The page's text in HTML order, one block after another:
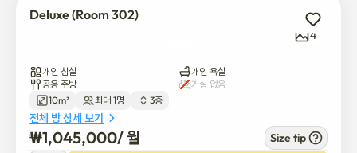
-넓은 책상과 의자
[룸 유형: 스위트, 프리미엄 & 디럭스 (약 10–13㎡)]
[공유 편의시설]
Deluxe (Room 302)
4
개인 침실
개인 욕실
공용 주방
거실 없음
10m²
최대 1명 3층
전체 방 상세 보기
₩1,045,000/ 월 Size tip